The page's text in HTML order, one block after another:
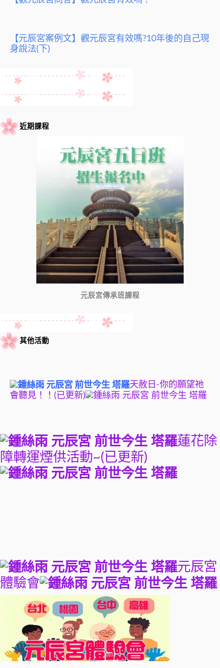
【元辰宮案例文】觀元辰宮有效嗎?10年後的自己現
身說法(下)
近期課程
元辰宮傳承班課程
其他活動
天赦日-你的願望祂
會聽見！！(已更新)
蓮花除
障轉運煙供活動~(已更新)
元辰宮
體驗會